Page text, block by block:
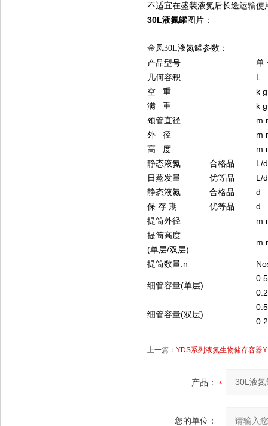
不适宜在盛装液氮后长途运输使
30L液氮罐图片：
金凤30L液氮罐参数：
产品型号
单
几何容积
L
空 重
k g
满 重
k g
颈管直径
m
外 径
m
高 度
m
静态液氮
日蒸发量
合格品
L/d
优等品
L/d
静态液氮
保 存 期
合格品
d
优等品
d
提筒外径
m
提筒高度
(单层/双层)
m
提筒数量:n
细管容量(单层)
细管容量(双层)
上一篇： YDS系列液氮生物储存容器
产品：
您的单位：